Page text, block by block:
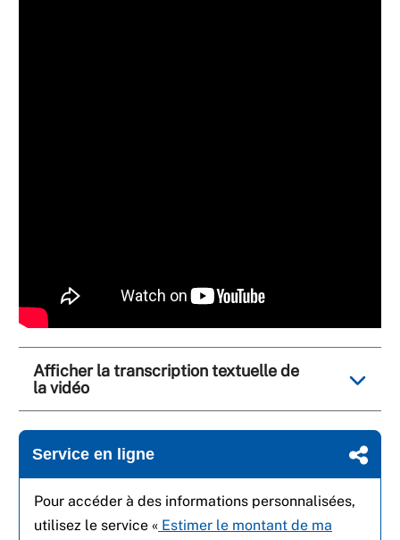
Afficher la transcription textuelle de
la vidéo
Service en ligne
Pour accéder à des informations personnalisées,
utilisez le service « Estimer le montant de ma